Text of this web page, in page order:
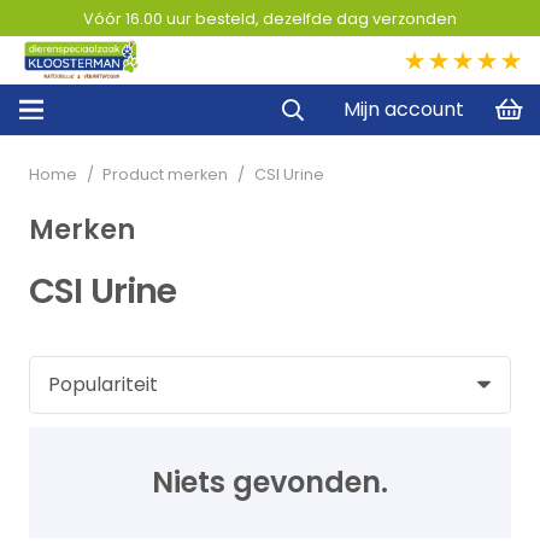
Vóór 16.00 uur besteld, dezelfde dag verzonden
Mijn account
Home / Product merken / CSI Urine
CSI Urine
Niets gevonden.
Merken